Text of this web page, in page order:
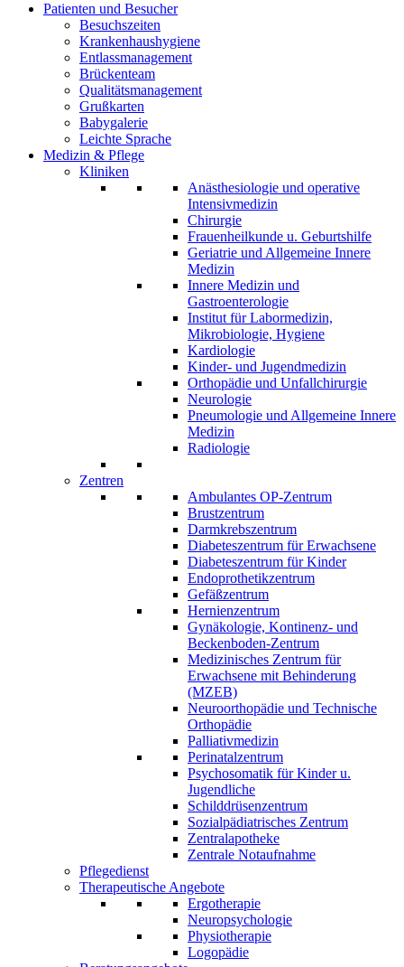
Patienten und Besucher
Besuchszeiten
Krankenhaushygiene
Entlassmanagement
Brückenteam
Qualitätsmanagement
Grußkarten
Babygalerie
Leichte Sprache
Medizin & Pflege
Kliniken
Anästhesiologie und operative
Intensivmedizin
Chirurgie
Frauenheilkunde u. Geburtshilfe
Geriatrie und Allgemeine Innere
Medizin
Innere Medizin und
Gastroenterologie
Institut für Labormedizin,
Mikrobiologie, Hygiene
Kardiologie
Kinder- und Jugendmedizin
Orthopädie und Unfallchirurgie
Neurologie
Pneumologie und Allgemeine Innere
Medizin
Radiologie
Zentren
Ambulantes OP-Zentrum
Brustzentrum
Darmkrebszentrum
Diabeteszentrum für Erwachsene
Diabeteszentrum für Kinder
Endoprothetikzentrum
Gefäßzentrum
Hernienzentrum
Gynäkologie, Kontinenz- und
Beckenboden-Zentrum
Medizinisches Zentrum für
Erwachsene mit Behinderung
(MZEB)
Neuroorthopädie und Technische
Orthopädie
Palliativmedizin
Perinatalzentrum
Psychosomatik für Kinder u.
Jugendliche
Schilddrüsenzentrum
Sozialpädiatrisches Zentrum
Zentralapotheke
Zentrale Notaufnahme
Pflegedienst
Therapeutische Angebote
Ergotherapie
Neuropsychologie
Physiotherapie
Logopädie